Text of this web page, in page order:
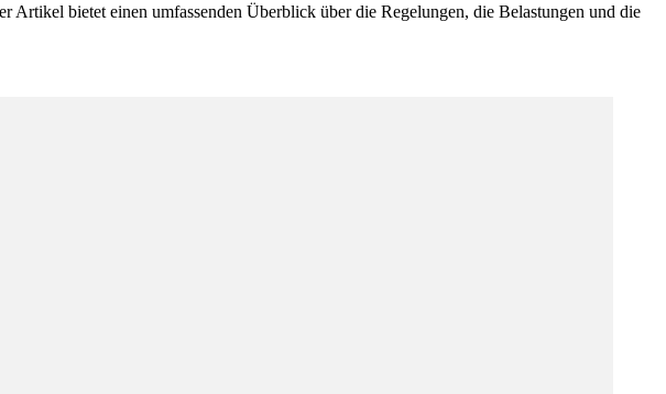
bietet einen umfassenden Überblick über die Regelungen, die Belastungen und die